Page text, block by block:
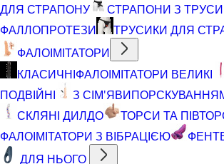
ДЛЯ СТРАПОНУ
СТРАПОНИ З
ФАЛЛОПРОТЕЗИ
ТРУСИКИ ДЛЯ
ФАЛОІМІТАТОРИ
КЛАСИЧНІФАЛОІМІТАТОРИ ВЕЛИКІ
ПОДВІЙНІ
З
СКЛЯНІ ДИЛДО
ТОРСИ ТА
ФАЛОІМІТАТОРИ З ВІБРАЦІЄЮ
ДЛЯ НЬОГО